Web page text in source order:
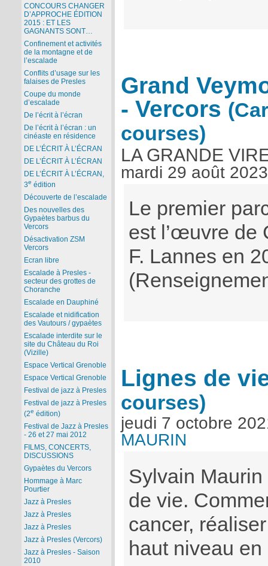
Grand
- Vercors
courses)
LA GRANDE
mardi 29 août 2023
Le premier
est l’œuvre de
F. Lannes en
Lignes de
courses)
jeudi 7 octobre
MAURIN
Sylvain
de vie.
cancer,
haut niveau
CONCOURS CHANGER
D’APPROCHE ÉDITION
2015 : ET LES
GAGNANTS SONT…
Confinement et activités
de la montagne et de
l’escalade
Conflits d’usage sur les
falaises de Presles
Coupe du monde
d’escalade
De l’écrit à l’écran
De l’écrit à l’écran : un
cinéaste en résidence
DE L’ÉCRIT À L’ÉCRAN
DE L’ÉCRIT À L’ÉCRAN
DE L’ÉCRIT À L’ÉCRAN,
3e édition
Découverte de l’escalade
Des nouvelles des
Gypaètes barbus du
Vercors
Désactivation ZSM
Vercors
Ecran libre
Escalade à Presles -
secteur des grottes de
Choranche
Escalade en Dauphiné
Escalade et nidification
des Vautours / gypaètes
Escalade interdite sur le
site du Château du Roi
(Vizille)
Espace Vertical Grenoble
Espace Vertical Grenoble
Festival de jazz à Presles
Festival de jazz à Presles
(2e édition)
Festival de Jazz à Presles
- 26 et 27 mai 2012
FILMS, CONCERTS,
DISCUSSIONS
Gypaètes du Vercors
Hommage à Marc
Pourtier
Jazz à Presles
Jazz à Presles
Jazz à Presles
Jazz à Presles (Vercors)
Jazz à Presles - Saison
2010